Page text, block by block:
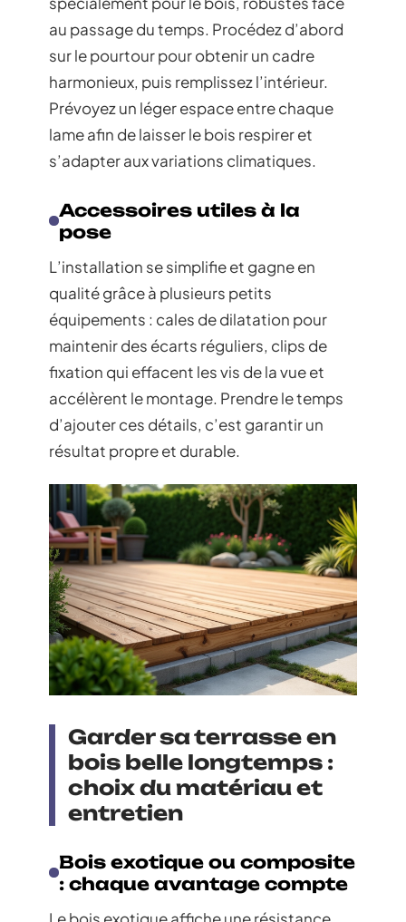
au passage du temps. Procédez d’abord
sur le pourtour pour obtenir un cadre
harmonieux, puis remplissez l’intérieur.
Prévoyez un léger espace entre chaque
lame afin de laisser le bois respirer et
s’adapter aux variations climatiques.
Accessoires utiles à la
pose
L’installation se simplifie et gagne en
qualité grâce à plusieurs petits
équipements : cales de dilatation pour
maintenir des écarts réguliers, clips de
fixation qui effacent les vis de la vue et
accélèrent le montage. Prendre le temps
d’ajouter ces détails, c’est garantir un
résultat propre et durable.
Garder sa terrasse en
bois belle longtemps :
choix du matériau et
entretien
Bois exotique ou composite
: chaque avantage compte